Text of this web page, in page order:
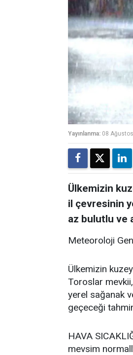
Yayınlanma: 08
Ülkemizin
il çevresinin
az bulutlu ve
Meteoroloji
Ülkemizin
Toroslar
yerel sağanak
geçeceği
HAVA
mevsim